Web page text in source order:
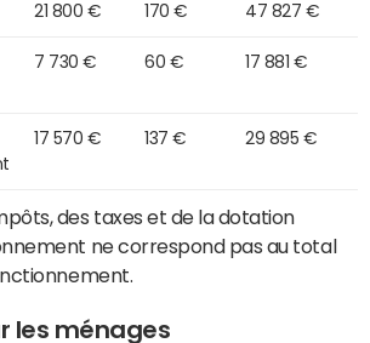
21 800 € 170 € 47 827 €
7 730 € 60 € 17 881 €
17 570 € 137 € 29 895 €
des taxes et de la dotation
ne correspond pas au total
les ménages